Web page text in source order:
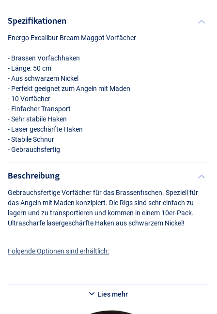
Spezifikationen
Energo Excalibur Bream Maggot Vorfächer
- Brassen Vorfachhaken
- Länge: 50 cm
- Aus schwarzem Nickel
- Perfekt geeignet zum Angeln mit Maden
- 10 Vorfächer
- Einfacher Transport
- Sehr stabile Haken
- Laser geschärfte Haken
- Stabile Schnur
- Gebrauchsfertig
Beschreibung
Gebrauchsfertige Vorfächer für das Brassenfischen. Speziell für
das Angeln mit Maden konzipiert. Die Rigs sind sehr einfach zu
lagern und zu transportieren und kommen in einem 10er-Pack.
Ultrascharfe lasergeschärfte Haken aus schwarzem Nickel!
Folgende Optionen sind erhältlich:
Lies mehr